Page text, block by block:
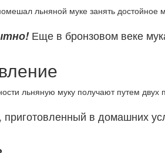
льняной муке занять достойное
Еще в бронзовом веке
льняную муку получают путем двух
приготовленный в домашних